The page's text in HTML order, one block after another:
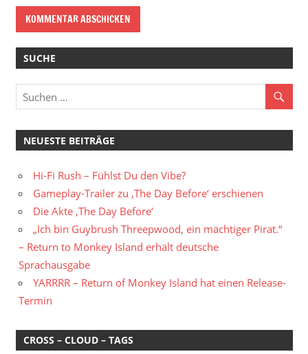
SUCHE
NEUESTE BEITRÄGE
Hi-Fi Rush – Fühlst Du den Vibe?
Gameplay-Trailer zu ‚The Day Before‘ erschienen
Die Akte ‚The Day Before‘
„Ich bin Guybrush Threepwood, ein mächtiger Pirat.“
– Return to Monkey Island erhält deutsche
Sprachausgabe
YARRRR – Return of Monkey Island hat einen Release-
Termin
CROSS – CLOUD – TAGS